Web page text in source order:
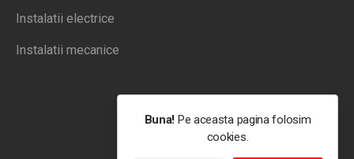
Instalatii electrice
Instalatii mecanice
Buna! Pe aceasta pagina folosim
cookies.